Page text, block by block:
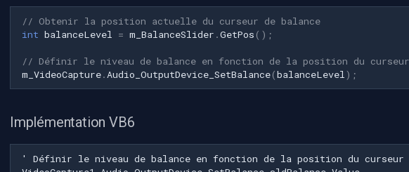
// Obtenir la position actuelle du curseur de balance
int balanceLevel = m_BalanceSlider .GetPos ();
// Définir le niveau de balance en fonction de la position du curseur
m_VideoCapture. Audio_OutputDevice_SetBalance(balanceLevel );
Implémentation VB6